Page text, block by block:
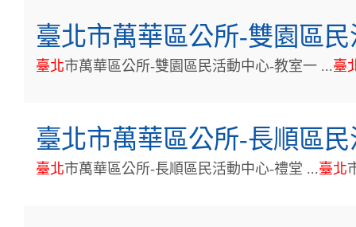
臺北市萬華區公所-雙園區
臺北市萬華區公所-雙園區民活動中心-教室一 ...臺
臺北市萬華區公所-長順區
臺北市萬華區公所-長順區民活動中心-禮堂 ...臺北